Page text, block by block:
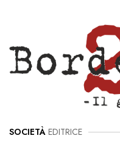
SOCIETÀ EDITRICE